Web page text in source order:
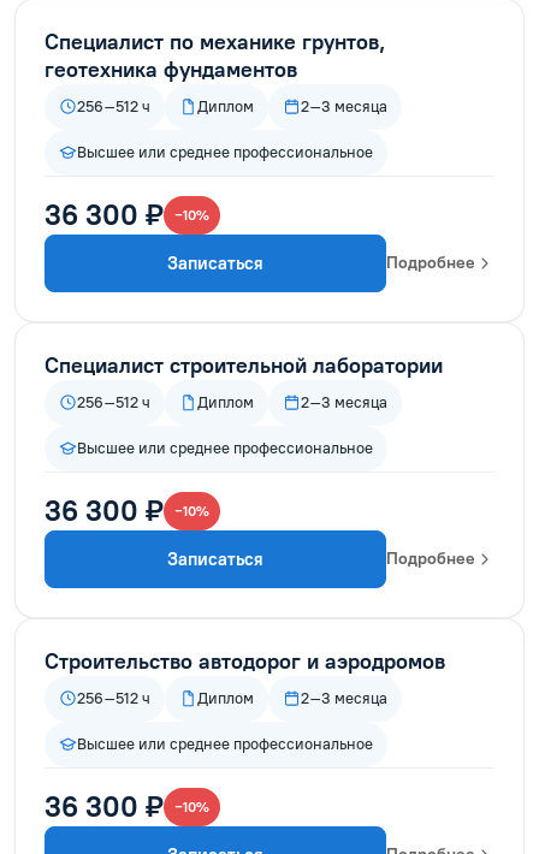
Специалист по механике грунтов,
геотехника фундаментов
256–512 ч Диплом 2–3 месяца
Высшее или среднее профессиональное
36 300 ₽ −10%
Записаться Подробнее
Специалист строительной лаборатории
256–512 ч Диплом 2–3 месяца
Высшее или среднее профессиональное
36 300 ₽ −10%
Записаться Подробнее
Строительство автодорог и аэродромов
256–512 ч Диплом 2–3 месяца
Высшее или среднее профессиональное
36 300 ₽ −10%